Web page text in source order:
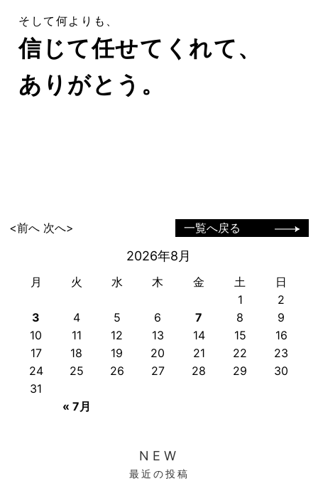
2026年8月
月 火 水 木 金 土 日
« 7月
1
2
3
4 5 6 7 8
9
10
11 12 13 14 15
16
17
18 19 20 21 22
23
24
25 26 27 28 29
30
31
NEW
最近の投稿
そして何よりも、
信じて任せてくれて、
ありがとう。
<前へ 次へ> 一覧へ戻る